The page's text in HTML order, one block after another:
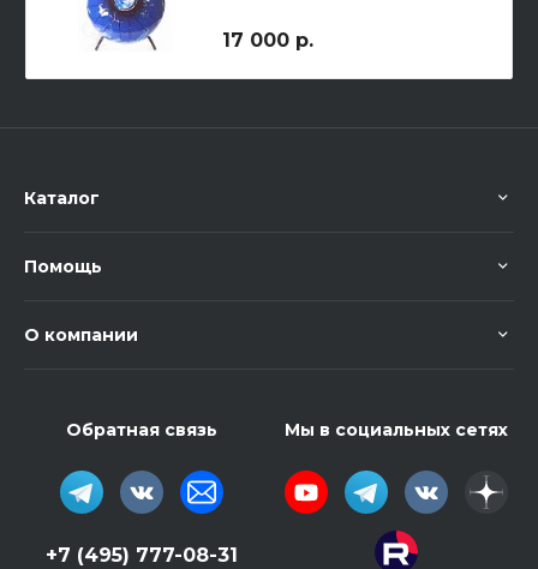
17 000 р.
Каталог
Помощь
О компании
Обратная связь
+7 (495) 777-08-31
Мы в социальных сетях